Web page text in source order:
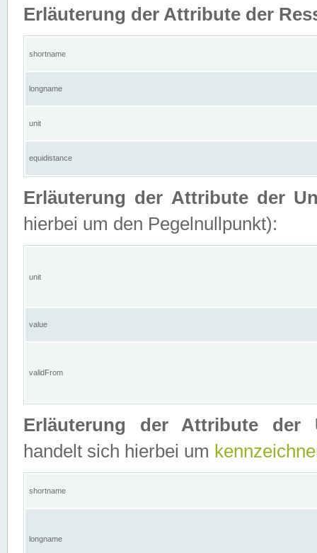
Erläuterung der Attribute der
shortname
longname
unit
equidistance
Erläuterung der Attribute der
hierbei um den Pegelnullpunkt):
unit
value
validFrom
Erläuterung der Attribute der
handelt sich hierbei um
shortname
longname